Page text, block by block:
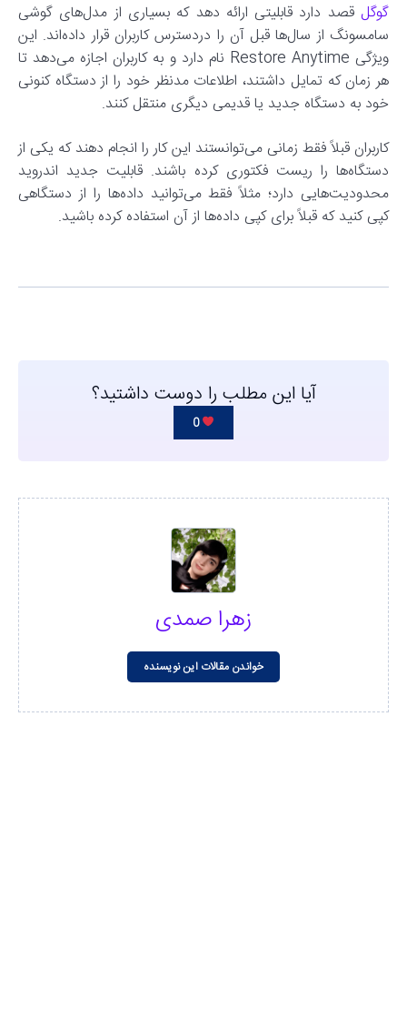
گوگل قصد دارد قابلیتی ارائه دهد که بسیاری از مدل‌های گوشی
سامسونگ از سال‌ها قبل آن‌ را دردسترس کاربران قرار داده‌اند. این
ویژگی Restore Anytime نام دارد و به کاربران اجازه می‌دهد تا
هر زمان که تمایل داشتند، اطلاعات مدنظر خود را از دستگاه کنونی
خود به دستگاه جدید یا قدیمی دیگری منتقل کنند.
کاربران قبلاً فقط زمانی می‌توانستند این کار را انجام دهند که یکی از
دستگاه‌ها را ریست فکتوری کرده باشند. قابلیت جدید اندروید
محدودیت‌هایی دارد؛ مثلاً فقط می‌توانید داده‌ها را از دستگاهی
کپی کنید که قبلاً برای کپی داده‌ها از آن استفاده کرده باشید.
آیا این مطلب را دوست داشتید؟
0
زهرا صمدی
خواندن مقالات این نویسنده